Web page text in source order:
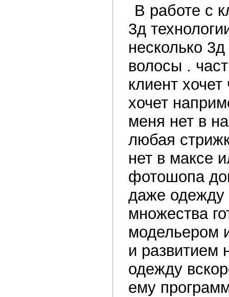
В работе с
3д
несколько
волосы .
клиент
хочет
меня нет в
любая
нет в максе
фотошопа
даже одежду
множества
модельером
и
одежду
ему